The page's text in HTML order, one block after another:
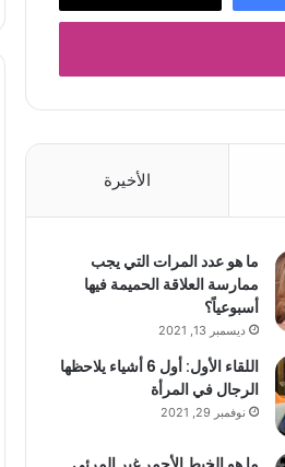
الأخيرة
ما هو عدد المرات التي يجب
ممارسة العلاقة الحميمة فيها
أسبوعياً؟
ديسمبر 13, 2021
اللقاء الأول: أول 6 أشياء يلاحظها
الرجال في المرأة
نوفمبر 29, 2021